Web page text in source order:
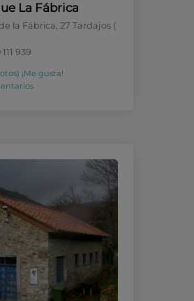
La Fábrica
la Fábrica, 27 Tardajos (
939
¡Me gusta!